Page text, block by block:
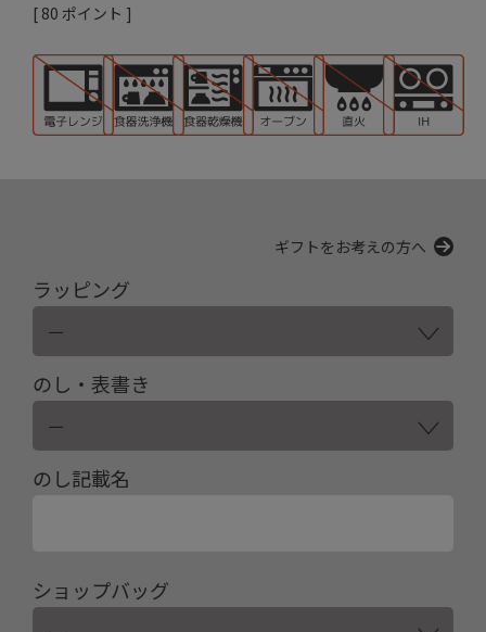
[ 80 ポイント ]
ギフトをお考えの方へ
ラッピング
のし・表書き
のし記載名
ショップバッグ